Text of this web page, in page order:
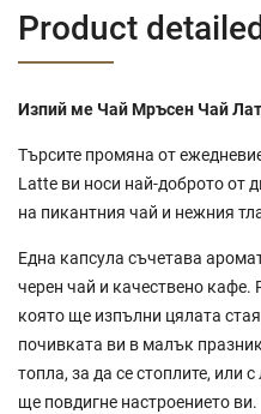
Product
Изпий ме Чай Мръсен Чай
Търсите промяна от
Latte ви носи най-доброто от
на пикантния чай и нежния
Една капсула съчетава
черен чай и качествено кафе.
която ще изпълни цялата
почивката ви в малък
топла, за да се стоплите, или
ще повдигне настроението ви.